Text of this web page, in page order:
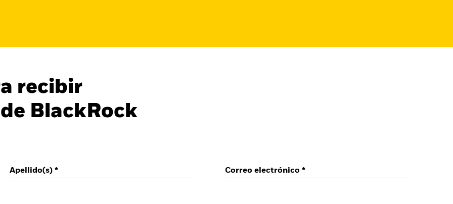
recibir
BlackRock
Apellido(s) * Correo electrónico *